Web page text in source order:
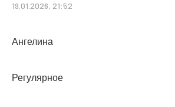
19.01.2026, 21:52
Ангелина
Регулярное